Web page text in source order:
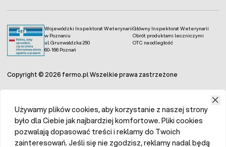
Wojewódzki Inspektorat Weterynarii
w Poznaniu
ul. Grunwaldzka 250
60-166 Poznań
Główny Inspektorat Weterynarii
Obrót produktami leczniczymi
OTC na odległość
Copyright © 2026 fermo.pl Wszelkie prawa zastrzeżone
Używamy plików cookies, aby korzystanie z naszej strony
było dla Ciebie jak najbardziej komfortowe. Pliki cookies
pozwalają dopasować treści i reklamy do Twoich
zainteresowań. Jeśli się nie zgodzisz, reklamy nadal będą